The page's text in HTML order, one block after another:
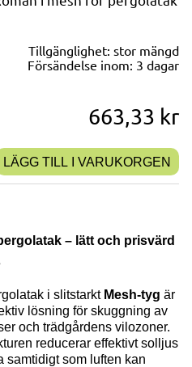
Tillgänglighet: stor mängd
Försändelse inom: 3 dagar
663,33 kr
LÄGG TILL I VARUKORGEN
– lätt och prisvärd
i slitstarkt Mesh-tyg är
lösning för skuggning av
och trädgårdens vilozoner.
reducerar effektivt solljus
samtidigt som luften kan